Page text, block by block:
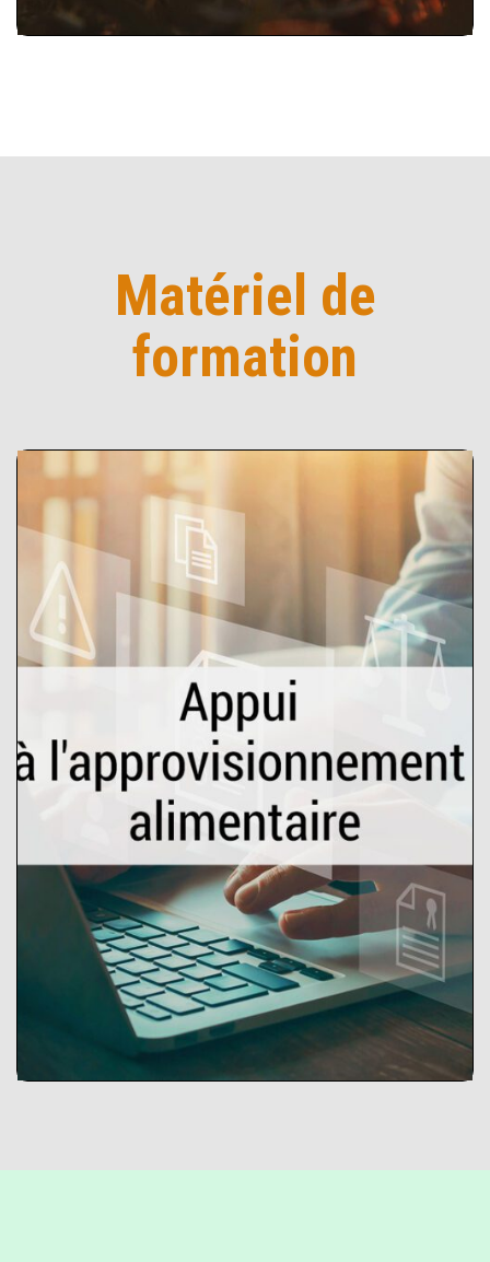
Matériel de
formation
Appui à
l’approvisionnement
alimentaire
L’outil « Appui à l’approvisionnement
alimentaire » est un programme de
formation et de sensibilisation en
ligne destiné à guider les décideurs
politiques et les acheteurs publics de
produits alimentaires, tels que les
hôpitaux et les écoles, à inclure
davantage d’aliments produits par les
circuits courts d’approvisionnement
alimentaire.
Explorer l’outil